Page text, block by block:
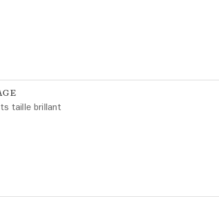
taille brillant